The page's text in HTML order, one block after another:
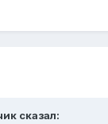
сказал: